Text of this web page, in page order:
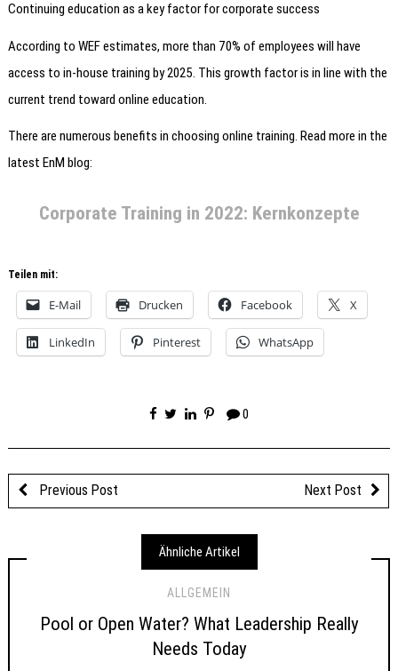
Continuing education as a key factor for corporate success
According to WEF estimates, more than 70% of employees will have
access to in-house training by 2025. This growth factor is in line with the
current trend toward online education.
There are numerous benefits in choosing online training. Read more in the
latest EnM blog:
Corporate Training in 2022: Kernkonzepte
Teilen mit:
E-Mail Drucken Facebook X
LinkedIn Pinterest WhatsApp
0
Previous Post Next Post
Ähnliche Artikel
ALLGEMEIN
Pool or Open Water? What Leadership Really
Needs Today